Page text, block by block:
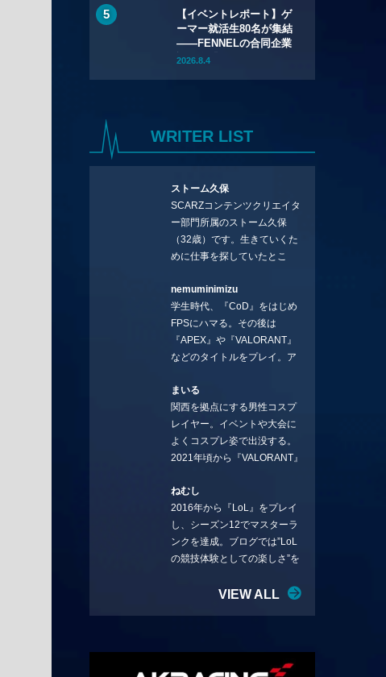
権獲得と大健闘！
【イベントレポート】ゲ
ーマー就活生80名が集結
——FENNELの合同企業
説明会「GCEXPO 2026
2026.8.4
WRITER LIST
ストーム久保
SCARZコンテンツクリエイタ
ー部門所属のストーム久保
（32歳）です。生きていくた
めに仕事を探していたとこ
コラムを連載させてもらえる
ことになりました。言いたい
ことを言っていきます。X：
https://x.com/stormKUBO
YouTube：
rmKUBO
nemuminimizu
学生時代、『CoD』をはじめ
FPSにハマる。その後は
『APEX』や『VALORANT』
などのタイトルをプレイ。ア
BGMなどを手掛ける作曲家と
フリーランスのライターの二
足の草鞋を履いて幅広く活動
中。無類のラーメン好き！
Twitter:@ongakucas
まいる
関西を拠点にする男性コスプ
レイヤー。イベントや大会に
よくコスプレ姿で出没する。
2021年頃から『VALORANT』
続ける。現在の推しチームは
「CREST GAMING」。X：
@mlunias（Photo by
Subaru.F.）
ねむし
2016年から『LoL』をプレイ
し、シーズン12でマスターラ
ンクを達成。ブログでは”LoL
の競技体験としての楽しさ”を
リーを愛し、元ADCメイン
VIEW ALL